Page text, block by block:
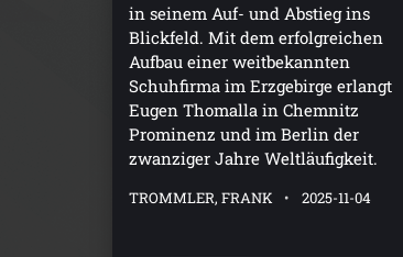
in seinem Auf- und Abstieg ins
Blickfeld. Mit dem erfolgreichen
Aufbau einer weitbekannten
Schuhfirma im Erzgebirge erlangt
Eugen Thomalla in Chemnitz
Prominenz und im Berlin der
zwanziger Jahre Weltläufigkeit.
TROMMLER, FRANK 2025-11-04